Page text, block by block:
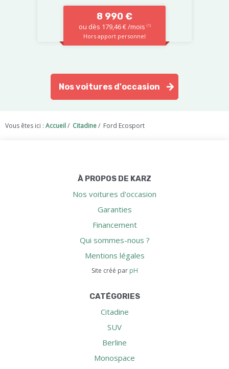
8 990 €
ou dès 179,46 € /mois (1)
Hors apport personnel
Nos voitures d'occasion
Vous êtes ici : Accueil/ Citadine/ Ford Ecosport
À PROPOS DE KARZ
Nos voitures d'occasion
Garanties
Financement
Qui sommes-nous ?
Mentions légales
Site créé par pH
CATÉGORIES
Citadine
SUV
Berline
Monospace